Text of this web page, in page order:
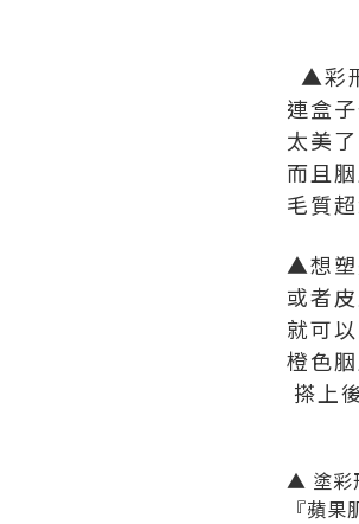
▲彩
連盒
太美
而且
毛質
▲想塑
或者
就可
橙色
搽上
▲ 塗彩
『蘋